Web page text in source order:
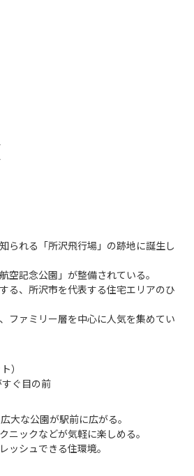
られる「所沢飛行場」の跡地に誕生し
空記念公園」が整備されている。
る、所沢市を代表する住宅エリアのひ
ファミリー層を中心に人気を集めてい
）
ぐ目の前
大な公園が駅前に広がる。
ニックなどが気軽に楽しめる。
ッシュできる住環境。